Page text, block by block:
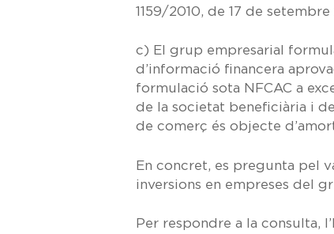
1159/2010, de 17 de setembre
c) El grup empresarial
d’informació financera
formulació sota NFCAC a
de la societat beneficiària i
de comerç és objecte
En concret, es pregunta pel
inversions en empreses del
Per respondre a la consulta,